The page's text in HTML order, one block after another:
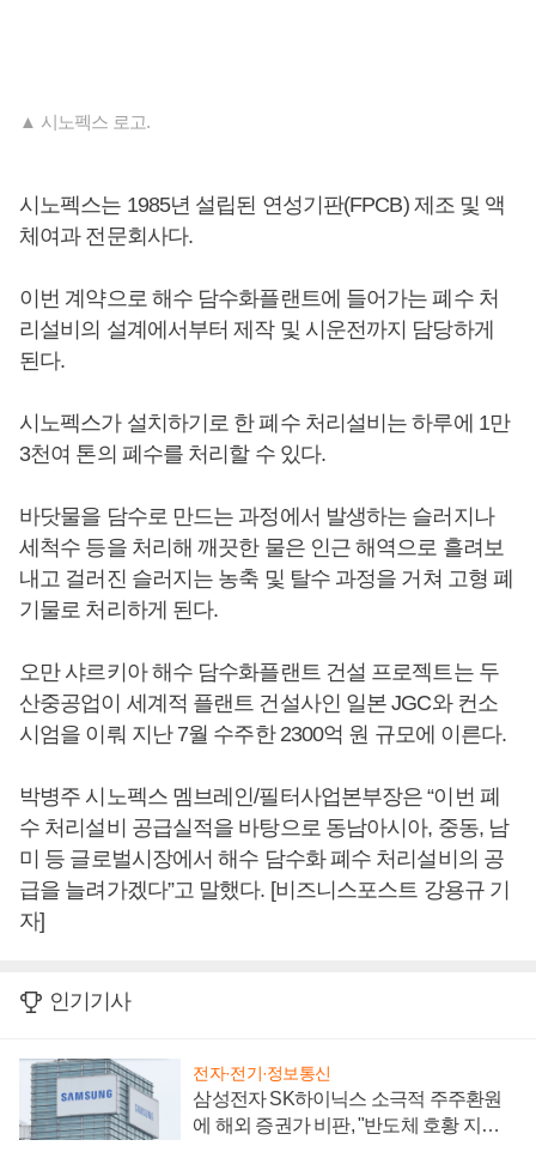
▲ 시노펙스 로고.
시노펙스는 1985년 설립된 연성기판(FPCB) 제조 및 액
체여과 전문회사다.
이번 계약으로 해수 담수화플랜트에 들어가는 폐수 처
리설비의 설계에서부터 제작 및 시운전까지 담당하게
된다.
시노펙스가 설치하기로 한 폐수 처리설비는 하루에 1만
3천여 톤의 폐수를 처리할 수 있다.
바닷물을 담수로 만드는 과정에서 발생하는 슬러지나
세척수 등을 처리해 깨끗한 물은 인근 해역으로 흘려보
내고 걸러진 슬러지는 농축 및 탈수 과정을 거쳐 고형 폐
기물로 처리하게 된다.
오만 샤르키아 해수 담수화플랜트 건설 프로젝트는 두
산중공업이 세계적 플랜트 건설사인 일본 JGC와 컨소
시엄을 이뤄 지난 7월 수주한 2300억 원 규모에 이른다.
박병주 시노펙스 멤브레인/필터사업본부장은 “이번 폐
수 처리설비 공급실적을 바탕으로 동남아시아, 중동, 남
미 등 글로벌시장에서 해수 담수화 폐수 처리설비의 공
급을 늘려가겠다”고 말했다. [비즈니스포스트 강용규 기
자]
인기기사
전자·전기·정보통신
삼성전자 SK하이닉스 소극적 주주환원
에 해외 증권가 비판, "반도체 호황 지속